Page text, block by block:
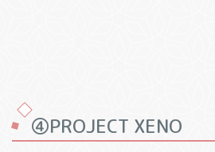
④PROJECT XENO